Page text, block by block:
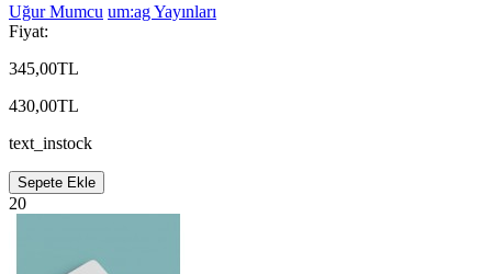
Uğur Mumcu um:ag Yayınları
Fiyat:
345,00TL
430,00TL
text_instock
Sepete Ekle
20